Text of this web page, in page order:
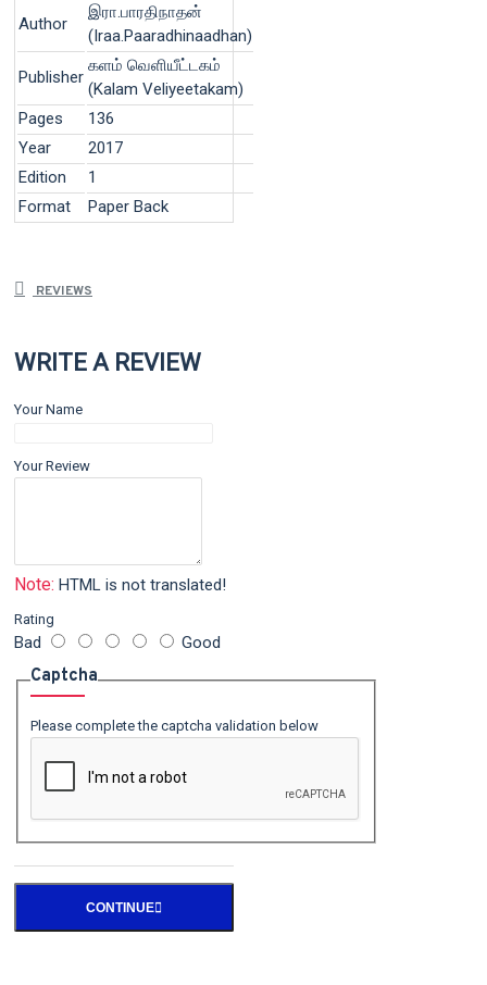
Author
இரா.பாரதிநாதன்
(Iraa.Paaradhinaadhan)
Publisher
களம் வெளியீட்டகம்
(Kalam Veliyeetakam)
Pages
136
Year
2017
Edition
1
Format
Paper Back
REVIEWS
WRITE A REVIEW
Your Name
Your Review
Note: HTML is not translated!
Rating
Bad Good
Captcha
Please complete the captcha validation below
CONTINUE